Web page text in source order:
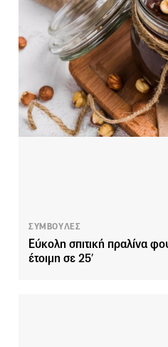
ΣΥΜΒΟΥΛΕΣ
Εύκολη σπιτική πραλίνα
έτοιμη σε 25′